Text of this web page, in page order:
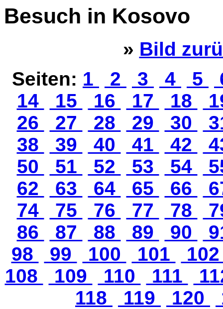
Besuch in Kosovo
» Bild
Seiten: 1 2 3 4 5
14
15 16 17 18
26
27 28 29 30
38
39 40 41 42
50
51 52 53 54
62
63 64 65 66
74
75 76 77 78
86
87 88 89 90
98
99 100 101
108
109 110 111
118
119 120